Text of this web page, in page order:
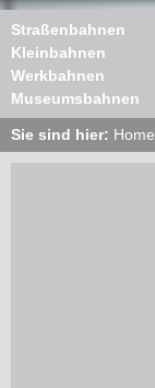
Straßenbahnen
Kleinbahnen
Werkbahnen
Museumsbahnen
Sie sind hier: Home